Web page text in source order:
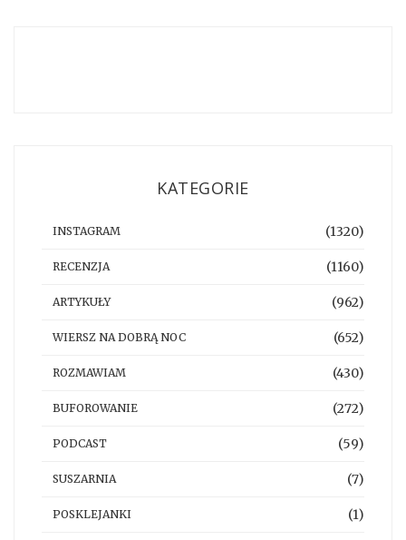
KATEGORIE
INSTAGRAM (1320)
RECENZJA (1160)
ARTYKUŁY (962)
WIERSZ NA DOBRĄ NOC (652)
ROZMAWIAM (430)
BUFOROWANIE (272)
PODCAST (59)
SUSZARNIA (7)
POSKLEJANKI (1)